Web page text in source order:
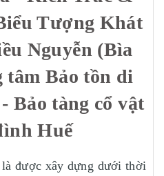
Tượng Khát
Nguyễn (Bìa
tâm Bảo tồn di
Bảo tàng cổ vật
Huế
được xây dựng dưới thời